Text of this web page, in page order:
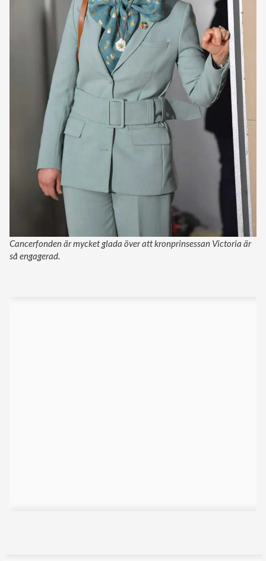
Cancerfonden är mycket glada över att kronprinsessan Victoria är
så engagerad.